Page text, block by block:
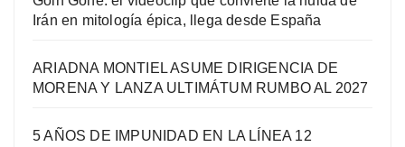
Irán en mitología épica, llega desde España
ARIADNA MONTIEL ASUME DIRIGENCIA DE
MORENA Y LANZA ULTIMÁTUM RUMBO AL 2027
5 AÑOS DE IMPUNIDAD EN LA LÍNEA 12